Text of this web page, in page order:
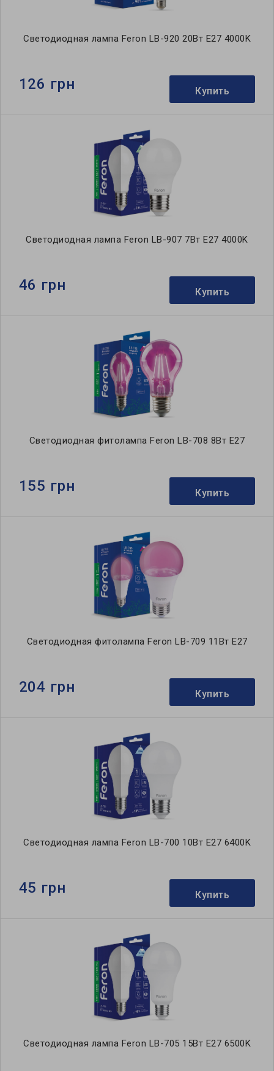
Светодиодная лампа Feron LB-920 20Вт E27 4000K
126 грн Купить
Светодиодная лампа Feron LB-907 7Вт E27 4000K
46 грн Купить
Светодиодная фитолампа Feron LB-708 8Вт E27
155 грн Купить
Светодиодная фитолампа Feron LB-709 11Вт E27
204 грн Купить
Светодиодная лампа Feron LB-700 10Вт E27 6400K
45 грн Купить
Светодиодная лампа Feron LB-705 15Вт E27 6500K